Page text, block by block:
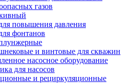
газов
повышения давления
фонтанов
и винтовые для скважин
насосное оборудование
для насосов
и рециркуляционные